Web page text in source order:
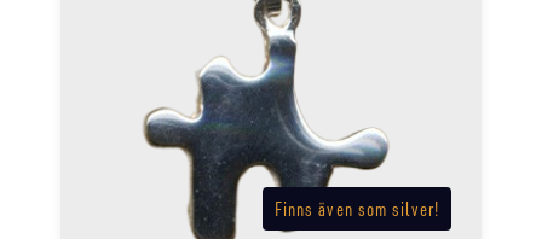
Finns även som silver!